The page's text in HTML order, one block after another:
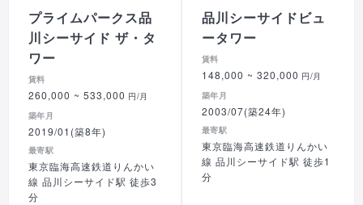
プライムパークス品
川シーサイド ザ・タ
ワー
賃料
260,000 ~ 533,000 円/月
築年月
2019/01(築8年)
最寄駅
東京臨海高速鉄道りんかい
線 品川シーサイド駅 徒歩3
分
品川シーサイドビュ
ータワー
賃料
148,000 ~ 320,000 円/月
築年月
2003/07(築24年)
最寄駅
東京臨海高速鉄道りんかい
線 品川シーサイド駅 徒歩1
分